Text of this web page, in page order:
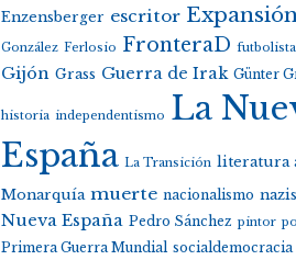
Enzensberger escritor Expansión
González Ferlosio FronteraD futbolista
Gijón Grass Guerra de Irak Günter
historia independentismo La
España La Transición literatura
Monarquía muerte nacionalismo
Nueva España Pedro Sánchez pintor
Primera Guerra Mundial socialdemocracia